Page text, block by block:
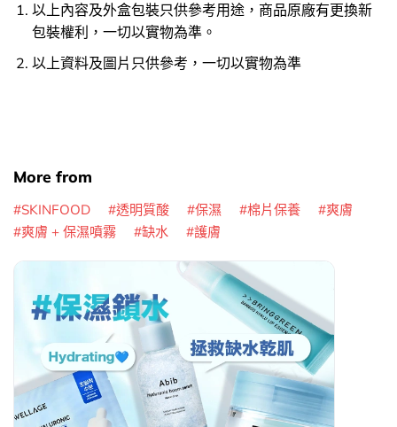
以上內容及外盒包裝只供參考用途，商品原廠有更換新
包裝權利，一切以實物為準。
以上資料及圖片只供參考，一切以實物為準
More from
SKINFOOD 透明質酸 保濕 棉片保養
爽膚
爽膚 + 保濕噴霧
缺水 護膚